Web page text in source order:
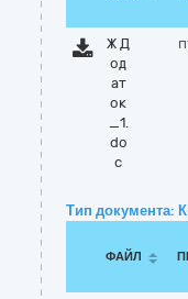
Ж Д
од
ат
ок
_1.
do
c
Тип документа:
ФАЙЛ